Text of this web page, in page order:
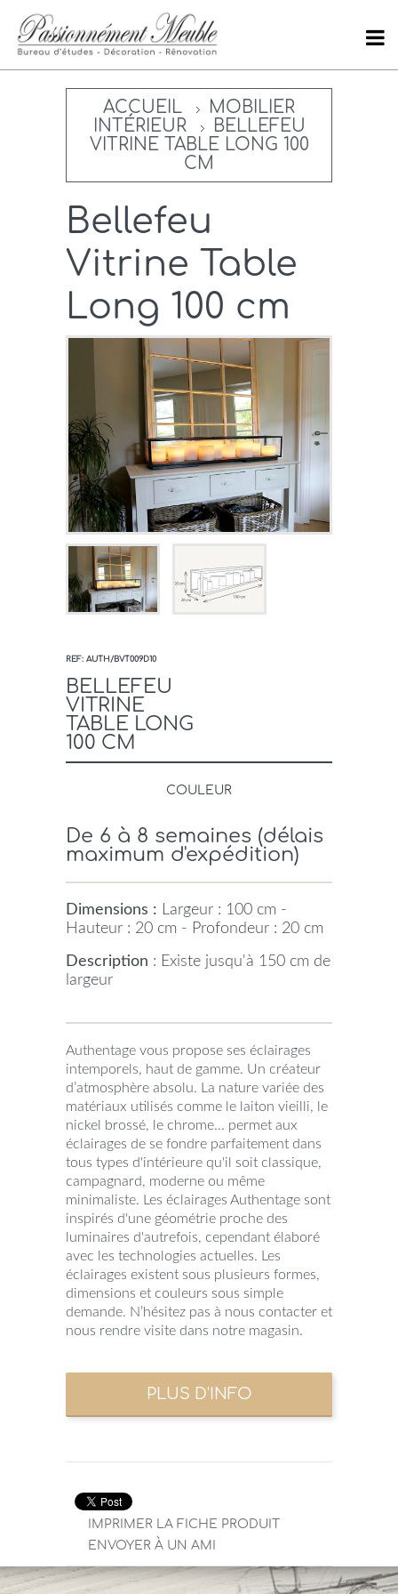
ACCUEIL
MOBILIER
INTÉRIEUR
BELLEFEU
VITRINE TABLE LONG 100
CM
Bellefeu
Vitrine Table
Long 100 cm
REF: AUTH/BVT009D10
BELLEFEU
VITRINE
TABLE LONG
100 CM
COULEUR
De 6 à 8 semaines (délais
maximum d'expédition)
Dimensions : Largeur : 100 cm -
Hauteur : 20 cm - Profondeur : 20 cm
Description : Existe jusqu'à 150 cm de
largeur
Authentage vous propose ses éclairages
intemporels, haut de gamme. Un créateur
d’atmosphère absolu. La nature variée des
matériaux utilisés comme le laiton vieilli, le
nickel brossé, le chrome... permet aux
éclairages de se fondre parfaitement dans
tous types d'intérieure qu'il soit classique,
campagnard, moderne ou même
minimaliste. Les éclairages Authentage sont
inspirés d'une géométrie proche des
luminaires d'autrefois, cependant élaboré
avec les technologies actuelles. Les
éclairages existent sous plusieurs formes,
dimensions et couleurs sous simple
demande. N’hésitez pas à nous contacter et
nous rendre visite dans notre magasin.
IMPRIMER LA FICHE PRODUIT
ENVOYER À UN AMI